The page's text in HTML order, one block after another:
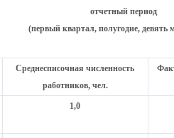
отчетный период
(первый квартал, полугодие, девять
Среднесписочная численность
работников, чел.
1,0